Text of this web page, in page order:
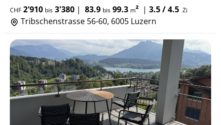
CHF 2'910 bis 3'380 | 83.9 bis 99.3 m² | 3.5 / 4.5 Zi
Tribschenstrasse 56-60, 6005 Luzern